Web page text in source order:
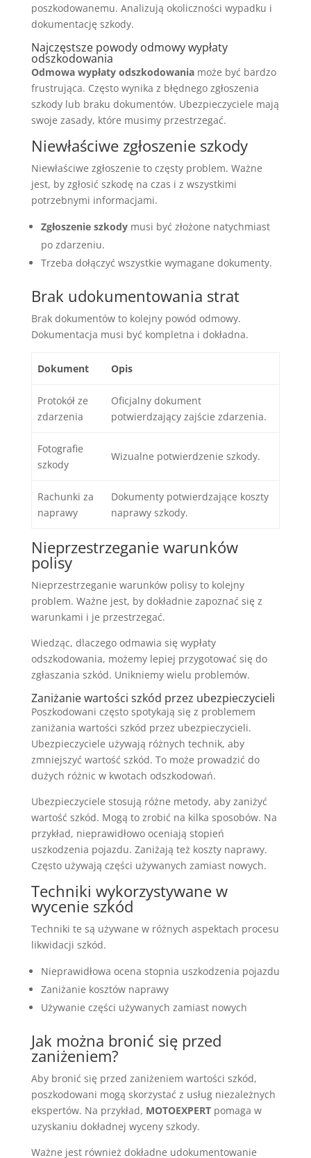
poszkodowanemu. Analizują okoliczności wypadku i
dokumentację szkody.
Najczęstsze powody odmowy wypłaty
odszkodowania
Odmowa wypłaty odszkodowaniamoże być bardzo
frustrująca. Często wynika z błędnego zgłoszenia
szkody lub braku dokumentów. Ubezpieczyciele mają
swoje zasady, które musimy przestrzegać.
Niewłaściwe zgłoszenie szkody
Niewłaściwe zgłoszenie to częsty problem. Ważne
jest, by zgłosić szkodę na czas i z wszystkimi
potrzebnymi informacjami.
Zgłoszenie szkodymusi być złożone natychmiast
po zdarzeniu.
Trzeba dołączyć wszystkie wymagane dokumenty.
Brak udokumentowania strat
Brak dokumentów to kolejny powód odmowy.
Dokumentacja musi być kompletna i dokładna.
Dokument Opis
Protokół ze
zdarzenia
Oficjalny dokument
potwierdzający zajście zdarzenia.
Fotografie
szkody
Wizualne potwierdzenie szkody.
Rachunki za
naprawy
Dokumenty potwierdzające koszty
naprawy szkody.
Nieprzestrzeganie warunków
polisy
Nieprzestrzeganie warunków polisy to kolejny
problem. Ważne jest, by dokładnie zapoznać się z
warunkami i je przestrzegać.
Wiedząc, dlaczego odmawia się wypłaty
odszkodowania, możemy lepiej przygotować się do
zgłaszania szkód. Unikniemy wielu problemów.
Zaniżanie wartości szkód przez ubezpieczycieli
Poszkodowani często spotykają się z problemem
zaniżania wartości szkód przez ubezpieczycieli.
Ubezpieczyciele używają różnych technik, aby
zmniejszyć wartość szkód. To może prowadzić do
dużych różnic w kwotach odszkodowań.
Ubezpieczyciele stosują różne metody, aby zaniżyć
wartość szkód. Mogą to zrobić na kilka sposobów. Na
przykład, nieprawidłowo oceniają stopień
uszkodzenia pojazdu. Zaniżają też koszty naprawy.
Często używają części używanych zamiast nowych.
Techniki wykorzystywane w
wycenie szkód
Techniki te są używane w różnych aspektach procesu
likwidacji szkód.
Nieprawidłowa ocena stopnia uszkodzenia pojazdu
Zaniżanie kosztów naprawy
Używanie części używanych zamiast nowych
Jak można bronić się przed
zaniżeniem?
Aby bronić się przed zaniżeniem wartości szkód,
poszkodowani mogą skorzystać z usług niezależnych
ekspertów. Na przykład, MOTOEXPERTpomaga w
uzyskaniu dokładnej wyceny szkody.
Ważne jest również dokładne udokumentowanie